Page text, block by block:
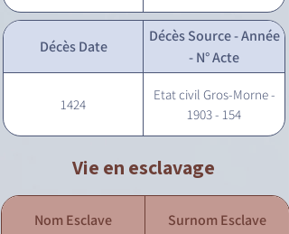
Décès Date
Décès Source - Année
- N° Acte
1424
Etat civil Gros-Morne -
1903 - 154
Vie en esclavage
Nom Esclave Surnom Esclave